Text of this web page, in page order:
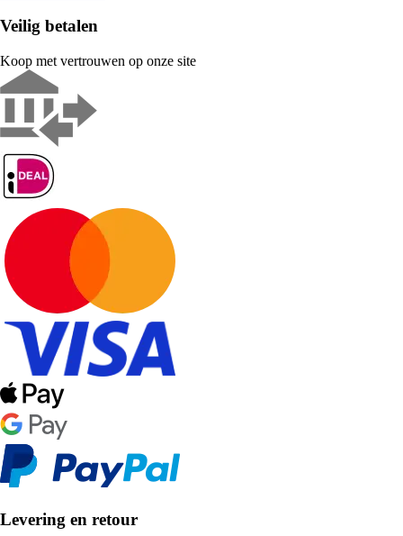
Veilig betalen
Koop met vertrouwen op onze site
Levering en retour